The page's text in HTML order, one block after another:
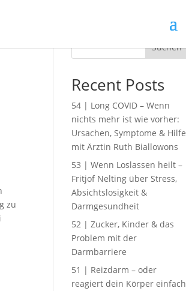
zu
Suchen
Recent Posts
54 | Long COVID – Wenn
nichts mehr ist wie vorher:
Ursachen, Symptome & Hilfe
mit Ärztin Ruth Biallowons
53 | Wenn Loslassen heilt –
Fritjof Nelting über Stress,
Absichtslosigkeit &
Darmgesundheit
52 | Zucker, Kinder & das
Problem mit der
Darmbarriere
51 | Reizdarm – oder
reagiert dein Körper einfach